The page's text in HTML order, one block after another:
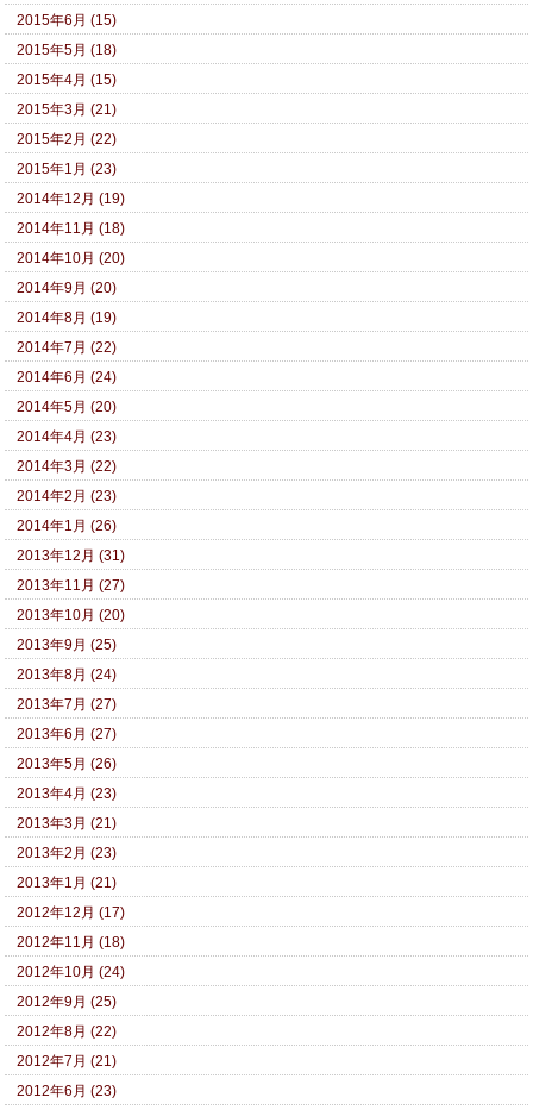
2015年6月 (15)
2015年5月 (18)
2015年4月 (15)
2015年3月 (21)
2015年2月 (22)
2015年1月 (23)
2014年12月 (19)
2014年11月 (18)
2014年10月 (20)
2014年9月 (20)
2014年8月 (19)
2014年7月 (22)
2014年6月 (24)
2014年5月 (20)
2014年4月 (23)
2014年3月 (22)
2014年2月 (23)
2014年1月 (26)
2013年12月 (31)
2013年11月 (27)
2013年10月 (20)
2013年9月 (25)
2013年8月 (24)
2013年7月 (27)
2013年6月 (27)
2013年5月 (26)
2013年4月 (23)
2013年3月 (21)
2013年2月 (23)
2013年1月 (21)
2012年12月 (17)
2012年11月 (18)
2012年10月 (24)
2012年9月 (25)
2012年8月 (22)
2012年7月 (21)
2012年6月 (23)